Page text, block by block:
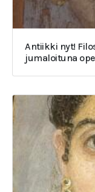
Antiikki nyt!
jumaloituna